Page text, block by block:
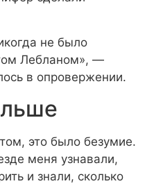
не было
Лебланом», —
в опровержении.
это было безумие.
меня узнавали,
и знали, сколько